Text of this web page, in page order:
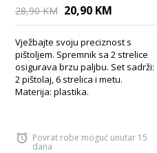
28,90 KM 20,90 KM
Vježbajte svoju preciznost s
pištoljem. Spremnik sa 2 strelice
osigurava brzu paljbu. Set sadrži:
2 pištolaj, 6 strelica i metu.
Materija: plastika.
Povrat robe moguć unutar 15
dana